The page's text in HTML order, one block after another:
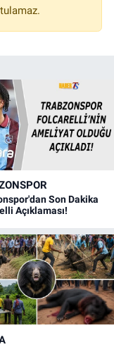
Son Dakika
Açıklaması!